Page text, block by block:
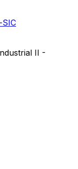
SIC
II -